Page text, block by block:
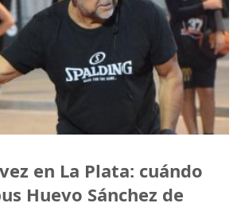
en La Plata: cuándo
Huevo Sánchez de